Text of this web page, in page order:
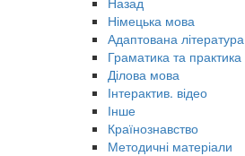
Німецька мова
Адаптована література
Граматика та практика
Ділова мова
Інтерактив. відео
Інше
Країнознавство
Методичні матеріали